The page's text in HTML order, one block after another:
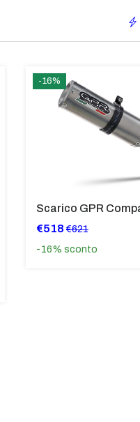
-16%
€518 €621
-16% sconto